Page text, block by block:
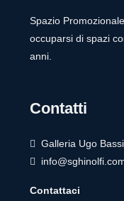
Spazio
occuparsi di spazi
anni.
Contatti
Galleria Ugo
Contattaci